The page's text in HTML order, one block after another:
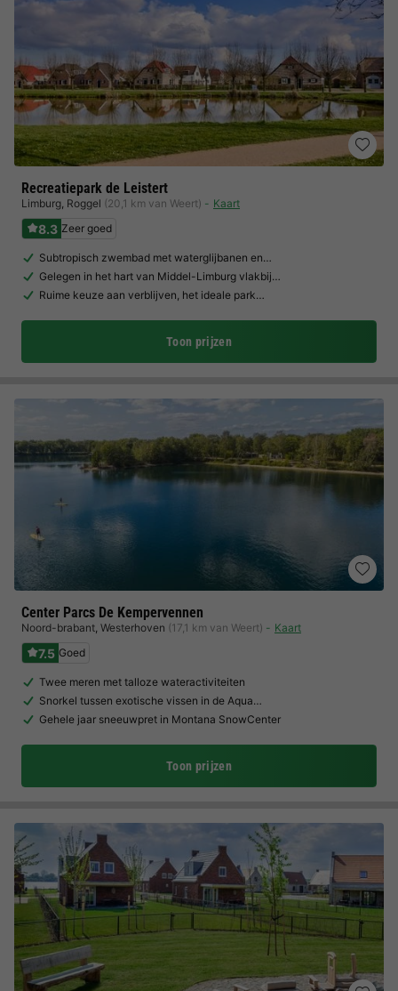
Recreatiepark de Leistert
Limburg, Roggel (20,1 km van Weert) Kaart
8.3 Zeer goed
Subtropisch zwembad met waterglijbanen en…
Gelegen in het hart van Middel-Limburg vlakbij…
Ruime keuze aan verblijven, het ideale park…
Toon prijzen
Center Parcs De Kempervennen
Noord-brabant, Westerhoven (17,1 km van Weert) Kaart
7.5 Goed
Twee meren met talloze wateractiviteiten
Snorkel tussen exotische vissen in de Aqua…
Gehele jaar sneeuwpret in Montana SnowCenter
Toon prijzen